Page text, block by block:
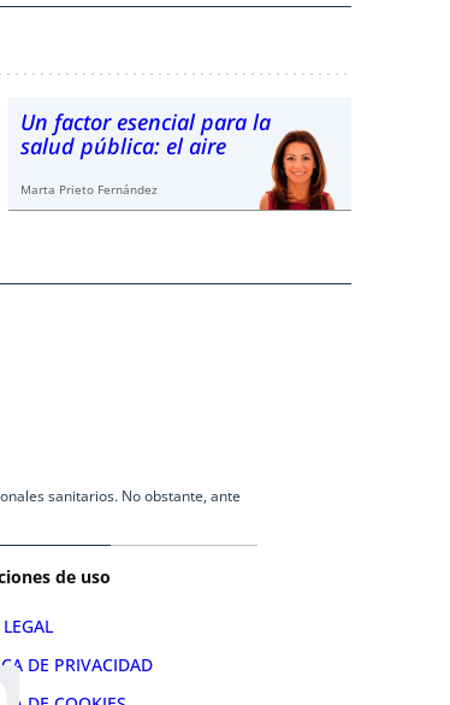
Un factor esencial para la
salud pública: el aire
Marta Prieto Fernández
sanitarios. No obstante, ante
de uso
DE PRIVACIDAD